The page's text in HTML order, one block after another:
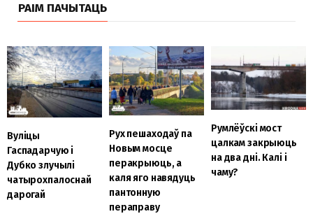
РАІМ ПАЧЫТАЦЬ
Вуліцы
Гаспадарчую і
Дубко злучылі
чатырохпалоснай
дарогай
Рух пешаходаў па
Новым мосце
перакрыюць, а
каля яго навядуць
пантонную
пераправу
Румлёўскі мост
цалкам закрыюць
на два дні. Калі і
чаму?